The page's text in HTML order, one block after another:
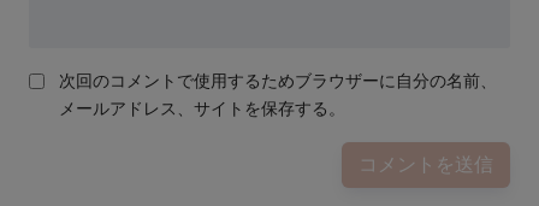
次回のコメントで使用するためブラウザーに自分の名前、
メールアドレス、サイトを保存する。